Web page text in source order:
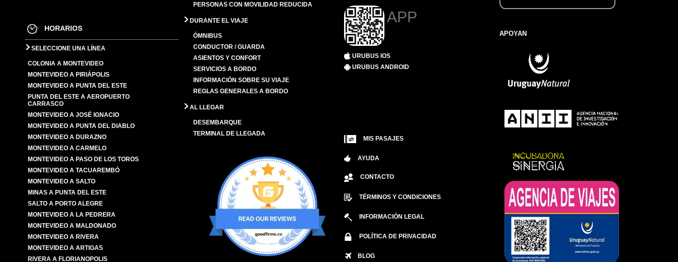
HORARIOS
SELECCIONE UNA LÍNEA
COLONIA A MONTEVIDEO
MONTEVIDEO A PIRIÁPOLIS
MONTEVIDEO A PUNTA DEL ESTE
PUNTA DEL ESTE A AEROPUERTO
CARRASCO
MONTEVIDEO A JOSÉ IGNACIO
MONTEVIDEO A PUNTA DEL DIABLO
MONTEVIDEO A DURAZNO
MONTEVIDEO A CARMELO
MONTEVIDEO A PASO DE LOS TOROS
MONTEVIDEO A TACUAREMBÓ
MONTEVIDEO A SALTO
MINAS A PUNTA DEL ESTE
SALTO A PORTO ALEGRE
MONTEVIDEO A LA PEDRERA
MONTEVIDEO A MALDONADO
MONTEVIDEO A RIVERA
MONTEVIDEO A ARTIGAS
RIVERA A FLORIANOPOLIS
PERSONAS CON MOVILIDAD REDUCIDA
DURANTE EL VIAJE
ÓMNIBUS
CONDUCTOR / GUARDA
ASIENTOS Y CONFORT
SERVICIOS A BORDO
INFORMACIÓN SOBRE SU VIAJE
REGLAS GENERALES A BORDO
AL LLEGAR
DESEMBARQUE
TERMINAL DE LLEGADA
APP
URUBUS IOS
URUBUS ANDROID
MIS PASAJES
AYUDA
CONTACTO
TÉRMINOS Y CONDICIONES
INFORMACIÓN LEGAL
POLÍTICA DE PRIVACIDAD
BLOG
APOYAN